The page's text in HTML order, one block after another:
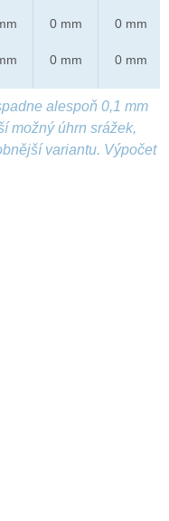
0 mm
0 mm
0 mm
0 mm
alespoň 0,1 mm
možný úhrn srážek,
variantu. Výpočet